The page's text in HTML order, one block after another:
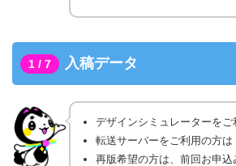
1 / 7 入稿データ
デザインシミュレーターをご
転送サーバーをご利用の方は
再版希望の方は、前回お申込